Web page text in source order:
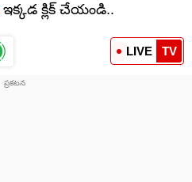
ఇక్కడ క్లిక్ చేయండి..
LIVE TV